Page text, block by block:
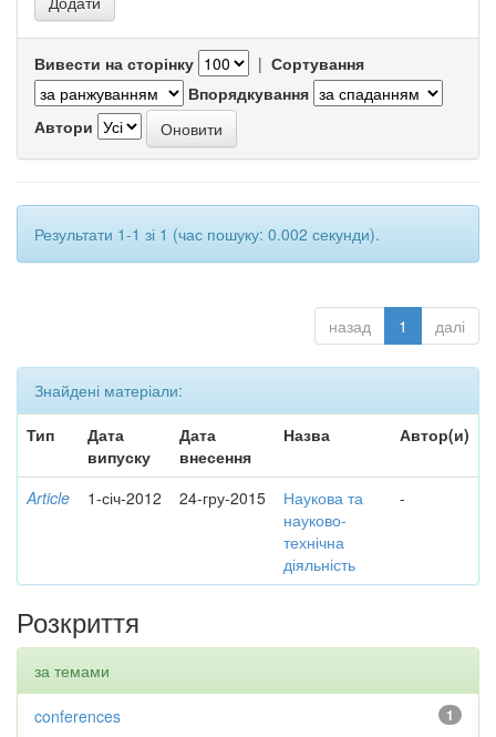
Вивести на сторінку | Сортування
Впорядкування
Автори
Результати 1-1 зі 1 (час пошуку: 0.002 секунди).
назад 1 далі
Знайдені матеріали:
Тип
Дата
випуску
Дата
внесення
Назва Автор(и)
Article 1-січ-2012 24-гру-2015
Наукова та
науково-
технічна
діяльність
-
Розкриття
за темами
1
conferences